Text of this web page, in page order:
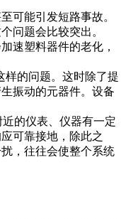
可能引发短路事故。
问题会比较突出。
速塑料器件的老化，
样的问题。这时除了提
振动的元器件。设备
的仪表、仪器有一定
可靠接地，除此之
，往往会使整个系统